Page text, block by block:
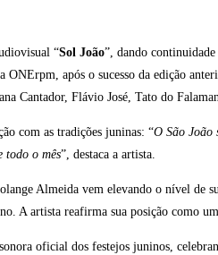
“Sol João”, dando
após o sucesso da edição
Cantador, Flávio José, Tato do
com as tradições juninas: “O São João
todo o mês”, destaca a artista.
Almeida vem elevando o nível
A artista reafirma sua posição como
oficial dos festejos juninos,